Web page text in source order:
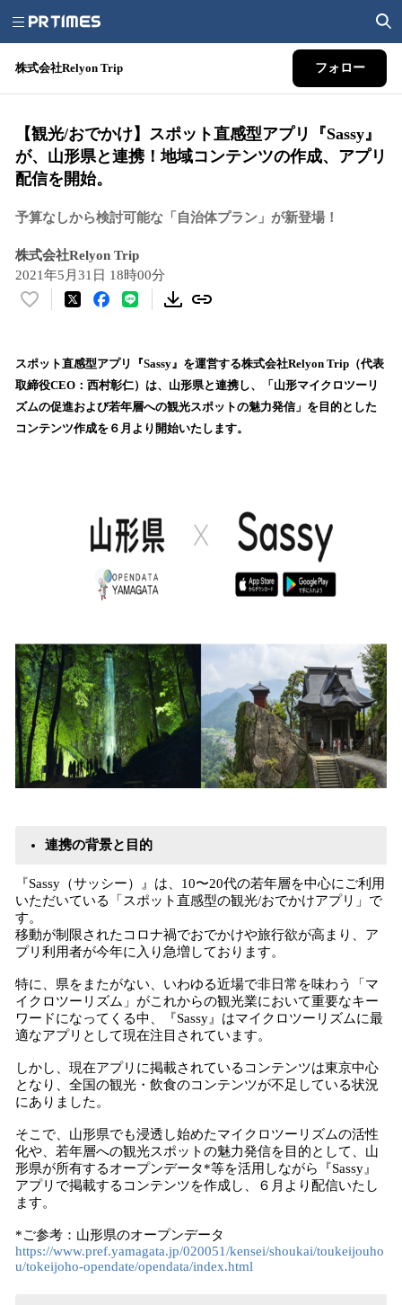
株式会社Relyon Trip フォロー
【観光/おでかけ】スポット直感型アプリ『Sassy』
が、山形県と連携！地域コンテンツの作成、アプリ
配信を開始。
予算なしから検討可能な「自治体プラン」が新登場！
株式会社Relyon Trip
2021年5月31日 18時00分
い
！
数
を
読
スポット直感型アプリ『Sassy』を運営する株式会社Relyon Trip（代表
取締役CEO：西村彰仁）は、山形県と連携し、「山形マイクロツーリ
ズムの促進および若年層への観光スポットの魅力発信」を目的とした
コンテンツ作成を６月より開始いたします。
連携の背景と目的
『Sassy（サッシー）』は、10〜20代の若年層を中心にご利用
いただいている「スポット直感型の観光/おでかけアプリ」で
す。
移動が制限されたコロナ禍でおでかけや旅行欲が高まり、ア
プリ利用者が今年に入り急増しております。
特に、県をまたがない、いわゆる近場で非日常を味わう「マ
イクロツーリズム」がこれからの観光業において重要なキー
ワードになってくる中、『Sassy』はマイクロツーリズムに最
適なアプリとして現在注目されています。
しかし、現在アプリに掲載されているコンテンツは東京中心
となり、全国の観光・飲食のコンテンツが不足している状況
にありました。
そこで、山形県でも浸透し始めたマイクロツーリズムの活性
化や、若年層への観光スポットの魅力発信を目的として、山
形県が所有するオープンデータ*等を活用しながら『Sassy』
アプリで掲載するコンテンツを作成し、６月より配信いたし
ます。
*ご参考：山形県のオープンデータ
https://www.pref.yamagata.jp/020051/kensei/shoukai/toukeijouho
u/tokeijoho-opendate/opendata/index.html